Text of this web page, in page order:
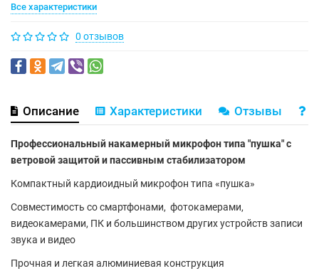
Все характеристики
0 отзывов
Описание Характеристики Отзывы
Профессиональный накамерный микрофон типа "пушка" с
ветровой защитой и пассивным стабилизатором
Компактный кардиоидный микрофон типа «пушка»
Совместимость со смартфонами, фотокамерами,
видеокамерами, ПК и большинством других устройств записи
звука и видео
Прочная и легкая алюминиевая конструкция